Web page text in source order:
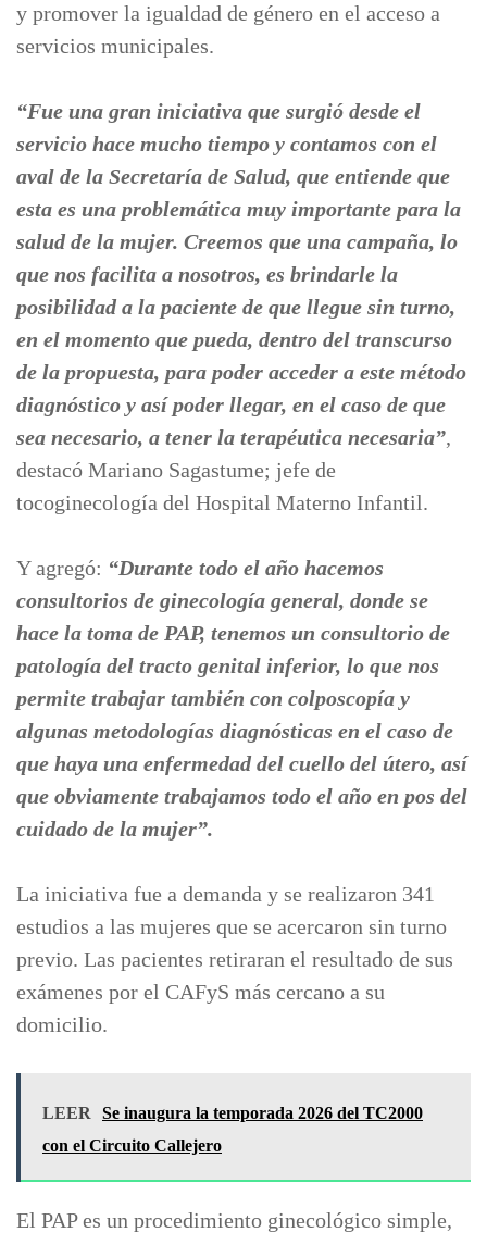
y promover la igualdad de género en el acceso a
servicios municipales.
“Fue una gran iniciativa que surgió desde el
servicio hace mucho tiempo y contamos con el
aval de la Secretaría de Salud, que entiende que
esta es una problemática muy importante para la
salud de la mujer. Creemos que una campaña, lo
que nos facilita a nosotros, es brindarle la
posibilidad a la paciente de que llegue sin turno,
en el momento que pueda, dentro del transcurso
de la propuesta, para poder acceder a este método
diagnóstico y así poder llegar, en el caso de que
sea necesario, a tener la terapéutica necesaria”,
destacó Mariano Sagastume; jefe de
tocoginecología del Hospital Materno Infantil.
Y agregó: “Durante todo el año hacemos
consultorios de ginecología general, donde se
hace la toma de PAP, tenemos un consultorio de
patología del tracto genital inferior, lo que nos
permite trabajar también con colposcopía y
algunas metodologías diagnósticas en el caso de
que haya una enfermedad del cuello del útero, así
que obviamente trabajamos todo el año en pos del
cuidado de la mujer”.
La iniciativa fue a demanda y se realizaron 341
estudios a las mujeres que se acercaron sin turno
previo. Las pacientes retiraran el resultado de sus
exámenes por el CAFyS más cercano a su
domicilio.
LEER
Se inaugura la temporada 2026 del TC2000
con el Circuito Callejero
El PAP es un procedimiento ginecológico simple,